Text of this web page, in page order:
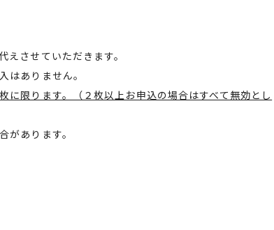
させていただきます。
はありません。
に限ります。（２枚以上お申込の場合はすべて無効とし
があります。